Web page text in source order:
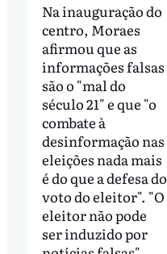
Na inauguração do
centro, Moraes
afirmou que as
informações falsas
são o "mal do
século 21" e que "o
combate à
desinformação nas
eleições nada mais
é do que a defesa do
voto do eleitor". "O
eleitor não pode
ser induzido por